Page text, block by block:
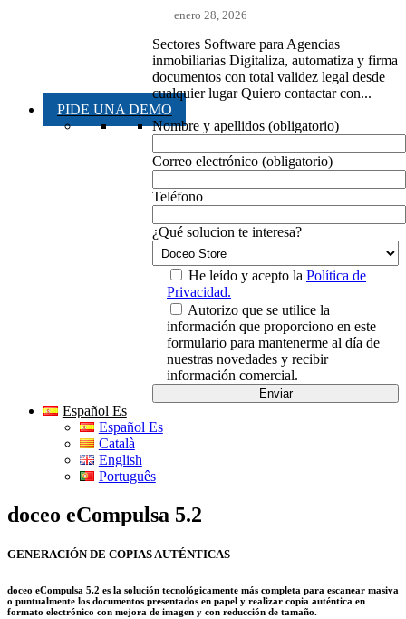
enero 28, 2026
Sectores Software para Agencias
inmobiliarias Digitaliza, automatiza y firma
documentos con total validez legal desde
cualquier lugar Quiero contactar con...
PIDE UNA DEMO
Nombre y apellidos (obligatorio)
Correo electrónico (obligatorio)
Teléfono
¿Qué solucion te interesa?
He leído y acepto la Política de
Privacidad.
Autorizo que se utilice la
información que proporciono en este
formulario para mantenerme al día de
nuestras novedades y recibir
información comercial.
Español Es
Español Es
Català
English
Português
doceo eCompulsa 5.2
GENERACIÓN DE COPIAS AUTÉNTICAS
doceo eCompulsa 5.2 es la solución tecnológicamente más completa para escanear masiva
o puntualmente los documentos presentados en papel y realizar copia auténtica en
formato electrónico con mejora de imagen y con reducción de tamaño.